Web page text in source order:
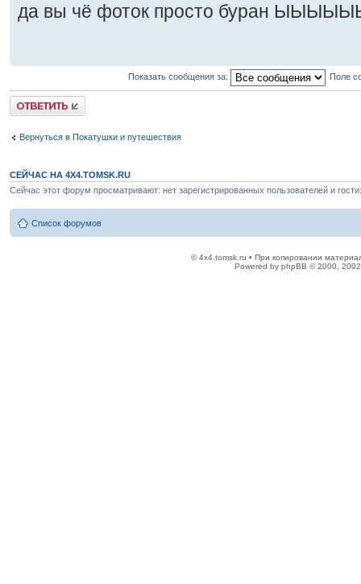
да вы чё фоток просто буран
Показать сообщения за: Поле
Ответить
Вернуться в Покатушки и путешествия
СЕЙЧАС НА 4X4.TOMSK.RU
Сейчас этот форум просматривают: нет зарегистрированных пользователей и
Список форумов
© 4x4.tomsk.ru • При копировании
Powered by phpBB © 2000,